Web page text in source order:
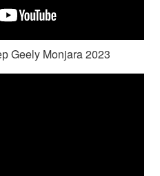
Geely Monjara 2023